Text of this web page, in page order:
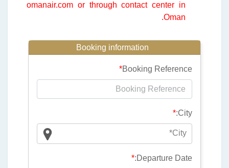
omanair.com or through contact center in
Oman.
Booking information
Booking Reference
*
City:
*
City*
Departure Date:
*